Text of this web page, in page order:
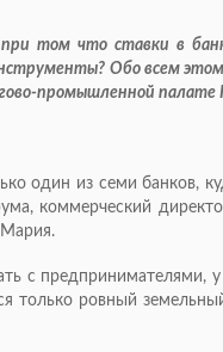
том что ставки в
Обо всем
промышленной палате
один из семи банков,
коммерческий
с предпринимателями,
только ровный